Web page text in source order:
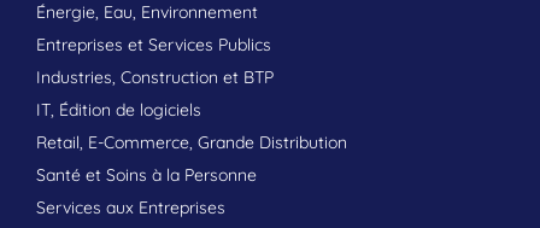
Énergie, Eau, Environnement
Entreprises et Services Publics
Industries, Construction et BTP
IT, Édition de logiciels
Retail, E-Commerce, Grande Distribution
Santé et Soins à la Personne
Services aux Entreprises